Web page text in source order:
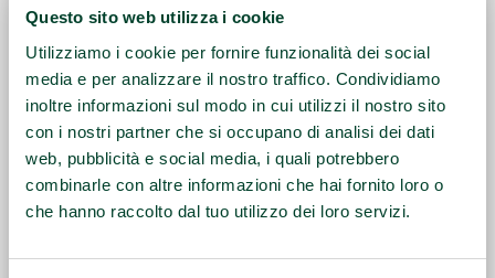
Questo sito web utilizza i cookie
Utilizziamo i cookie per fornire funzionalità dei social
media e per analizzare il nostro traffico. Condividiamo
inoltre informazioni sul modo in cui utilizzi il nostro sito
con i nostri partner che si occupano di analisi dei dati
web, pubblicità e social media, i quali potrebbero
combinarle con altre informazioni che hai fornito loro o
che hanno raccolto dal tuo utilizzo dei loro servizi.